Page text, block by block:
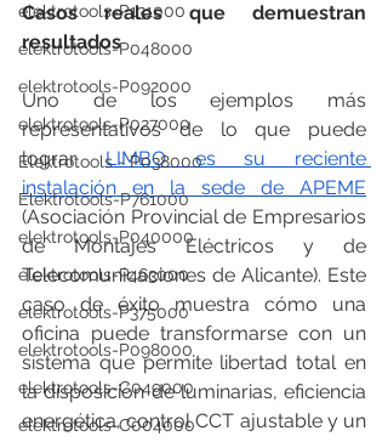
elektrotools-P131000
elektrotools-P048000
elektrotools-P092000
elektrotools-P027000
Elektrotools - P038000
Elektrotools-P761000
elektrotools-P040000
elektrotools-P463000
elektrotools-P375000
elektrotools-P098000
elektrotools-C049000
elektrotools-C004000
Casos reales que demuestran
resultados
Uno de los ejemplos más
representativos de lo que puede
lograr LIMBO es su reciente
instalación en la sede de APEME
(Asociación Provincial de Empresarios
de Montajes Eléctricos y de
Telecomunicaciones de Alicante). Este
caso de éxito muestra cómo una
oficina puede transformarse con un
sistema que permite libertad total en
la disposición de luminarias, eficiencia
energética, control CCT ajustable y un